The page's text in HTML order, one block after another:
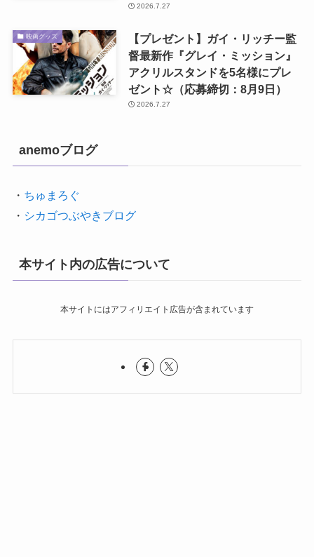
2026.7.27
映画グッズ
【プレゼント】ガイ・リッチー監
督最新作『グレイ・ミッション』
アクリルスタンドを5名様にプレ
ゼント☆（応募締切：8月9日）
2026.7.27
anemoブログ
・ ちゅまろぐ
・ シカゴつぶやきブログ
本サイト内の広告について
本サイトにはアフィリエイト広告が含まれています